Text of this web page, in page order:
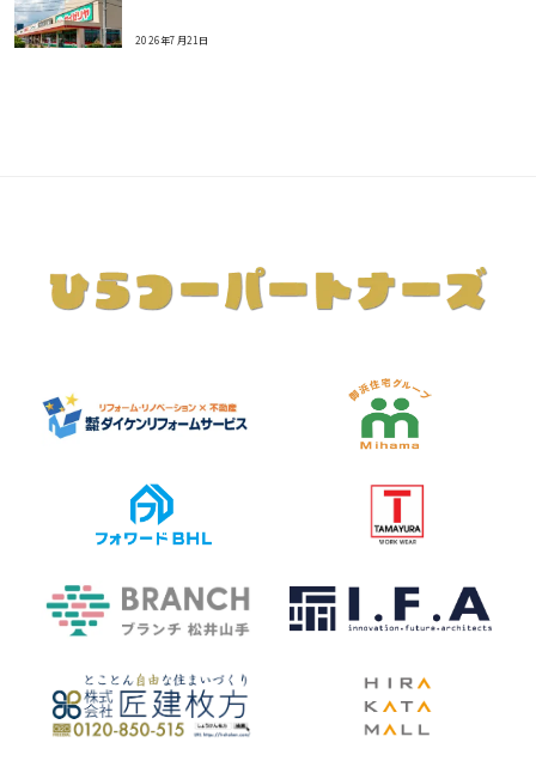
2026年7月21日